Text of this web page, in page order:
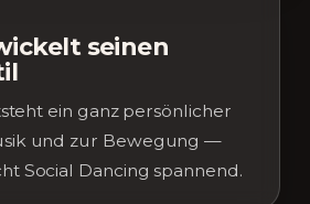
seinen
ein ganz persönlicher
und zur Bewegung —
Social Dancing spannend.